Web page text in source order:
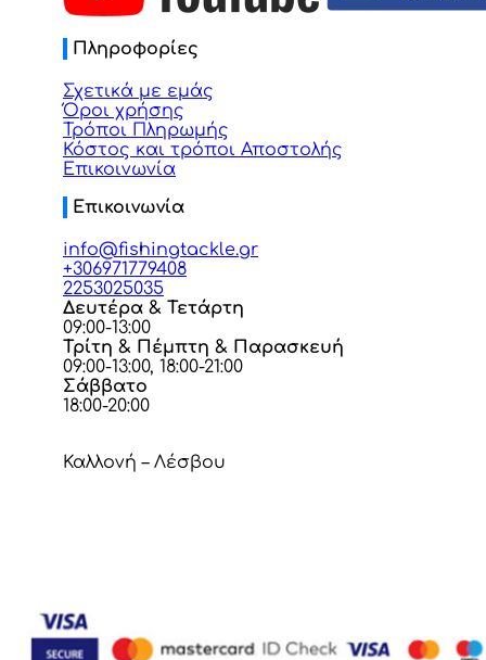
Πληροφορίες
Σχετικά με εμάς
Όροι χρήσης
Τρόποι Πληρωμής
Κόστος και τρόποι Αποστολής
Επικοινωνία
Επικοινωνία
info@fishingtackle.gr
+306971779408
2253025035
Δευτέρα & Τετάρτη
09:00-13:00
Τρίτη & Πέμπτη & Παρασκευή
09:00-13:00, 18:00-21:00
Σάββατο
18:00-20:00
Καλλονή – Λέσβου